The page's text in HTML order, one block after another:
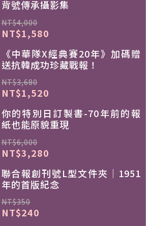
背號傳承攝影集
NT$4,000
NT$1,580
《中華隊X經典賽20年》加碼贈
送抗韓成功珍藏戰報！
NT$3,680
NT$1,520
你的特別日訂製書-70年前的報
紙也能原貌重現
NT$6,000
NT$3,280
聯合報創刊號L型文件夾｜1951
年的首版紀念
NT$350
NT$240